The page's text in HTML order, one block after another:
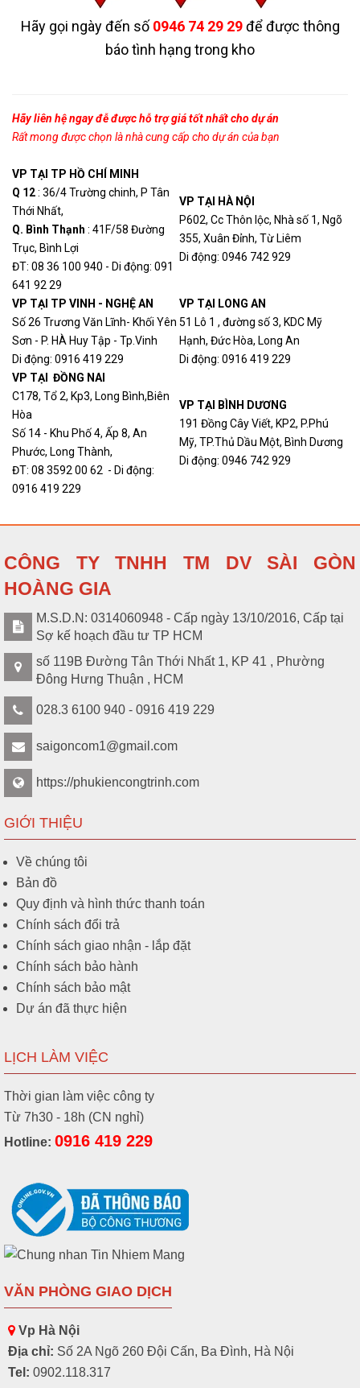
FRT6X4YL
6x4 Horizontal Tee
Fitting
VND
Hãy gọi ngày đến số0946 74 29 29để được thông
báo tình hạng trong kho
Hãy liên hệ ngay đễ được hỗ trợ giá tốt nhất cho dự án
Rất mong được chọn là nhà cung cấp cho dự án của bạn
VP TẠI TP HỒ CHÍ MINH
Q 12: 36/4 Trường chinh, P Tân
Thới Nhất,
Q. Bình Thạn h : 41F/58 Đường
Trục, Bình Lợi
ĐT: 08 36 100 940 - Di động: 091
641 92 29
VP TẠI HÀ NỘI
P602, Cc Thôn lộc, Nhà số 1, Ngõ
355, Xuân Đỉnh, Từ Liêm
Di động: 0946 742 929
VP TẠI TP VINH - NGHỆ AN
Số 26 Trương Văn Lĩnh- Khối Yên
Sơn - P. HÀ Huy Tập - Tp.Vinh
Di động: 0916 419 229
VP TẠI LONG AN
51 Lô 1 , đường số 3, KDC Mỹ
Hạnh, Đức Hòa, Long An
Di động: 0916 419 229
VP TẠI ĐỒNG NAI
C178, Tổ 2, Kp3, Long Bình,Biên
Hòa
Số 14 - Khu Phố 4, Ấp 8, An
Phước, Long Thành,
ĐT: 08 3592 00 62 - Di động:
0916 419 229
VP TẠI BÌNH DƯƠNG
191 Đồng Cây Viết, KP2, P.Phú
Mỹ, TP.Thủ Dầu Một, Bình Dương
Di động: 0946 742 929
CÔNG TY TNHH TM DV SÀI GÒN
HOÀNG GIA
M.S.D.N: 0314060948 - Cấp ngày 13/10/2016, Cấp tại
Sợ kế hoạch đầu tư TP HCM
số 119B Đường Tân Thới Nhất 1, KP 41 , Phường
Đông Hưng Thuận , HCM
028.3 6100 940 - 0916 419 229
saigoncom1@gmail.com
https://phukiencongtrinh.com
GIỚI THIỆU
Về chúng tôi
Bản đồ
Quy định và hình thức thanh toán
Chính sách đổi trả
Chính sách giao nhận - lắp đặt
Chính sách bảo hành
Chính sách bảo mật
Dự án đã thực hiện
LỊCH LÀM VIỆC
Thời gian làm việc công ty
Từ 7h30 - 18h (CN nghỉ)
Hotline: 0916 419 229
VĂN PHÒNG GIAO DỊCH
Vp Hà Nội
Địa chỉ: Số 2A Ngõ 260 Đội Cấn, Ba Đình, Hà Nội
Tel: 0902.118.317